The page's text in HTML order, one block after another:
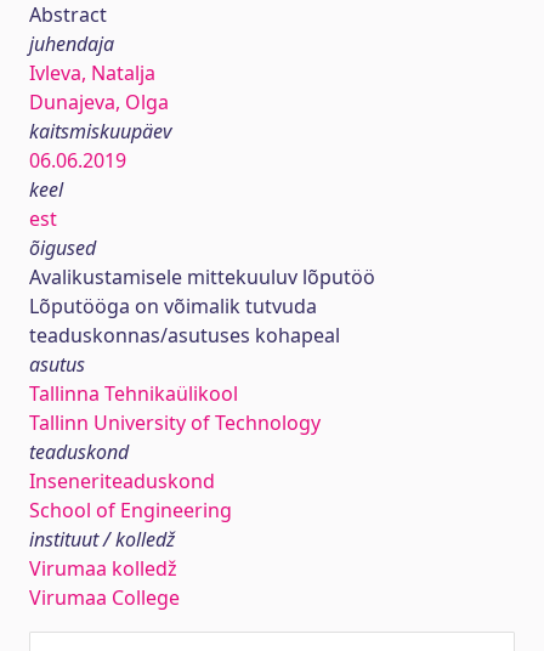
Abstract
juhendaja
Ivleva, Natalja
Dunajeva, Olga
kaitsmiskuupäev
06.06.2019
keel
est
õigused
Avalikustamisele mittekuuluv lõputöö
Lõputööga on võimalik tutvuda
teaduskonnas/asutuses kohapeal
asutus
Tallinna Tehnikaülikool
Tallinn University of Technology
teaduskond
Inseneriteaduskond
School of Engineering
instituut / kolledž
Virumaa kolledž
Virumaa College